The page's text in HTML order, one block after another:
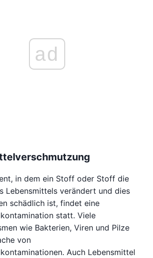
ad
in dem ein Stoff oder Stoff die
Lebensmittels verändert und dies
schädlich ist, findet eine
statt. Viele
wie Bakterien, Viren und Pilze
von
Auch Lebensmittel